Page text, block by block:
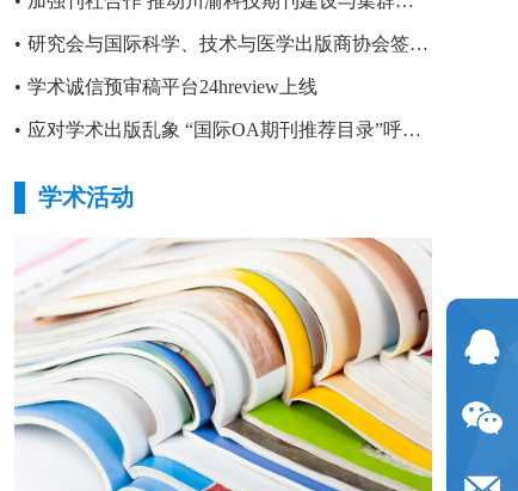
• 研究会与国际科学、技术与医学出版商协会签署合作备忘录
• 学术诚信预审稿平台24hreview上线
• 应对学术出版乱象 “国际OA期刊推荐目录”呼之欲出
学术活动